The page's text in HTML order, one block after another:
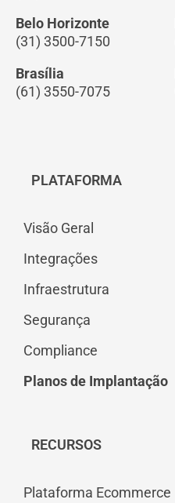
Belo Horizonte
(31) 3500-7150
Brasília
(61) 3550-7075
PLATAFORMA
Visão Geral
Integrações
Infraestrutura
Segurança
Compliance
Planos de Implantação
RECURSOS
Plataforma Ecommerce